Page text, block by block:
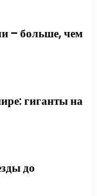
– больше, чем
гиганты на
до